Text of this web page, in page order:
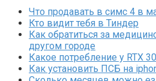
Что продавать в симс 4 в
Кто видит тебя в Тиндер
Как обратиться за
другом городе
Какое потребление у RTX
Как установить ПСБ на